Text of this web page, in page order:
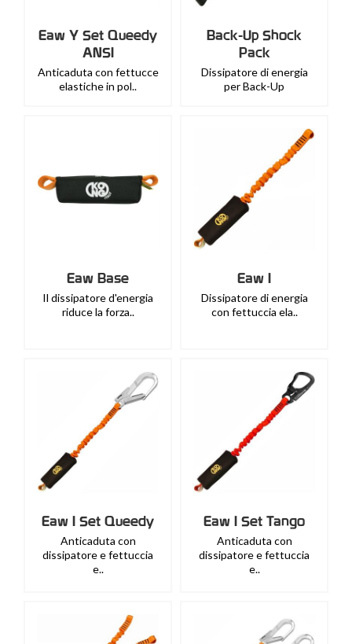
Eaw Y Set Queedy
ANSI
Anticaduta con fettucce
elastiche in pol..
Back-Up Shock
Pack
Dissipatore di energia
per Back-Up
Eaw Base
Il dissipatore d'energia
riduce la forza..
Eaw I
Dissipatore di energia
con fettuccia ela..
Eaw I Set Queedy
Anticaduta con
dissipatore e fettuccia
e..
Eaw I Set Tango
Anticaduta con
dissipatore e fettuccia
e..